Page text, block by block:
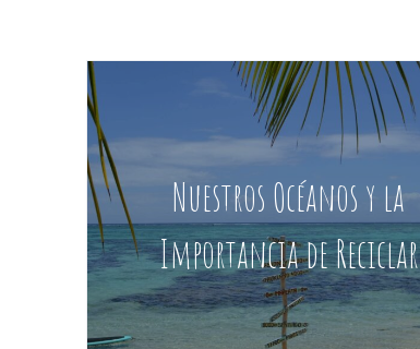
Nuestros Océanos y la
Importancia de Reciclar